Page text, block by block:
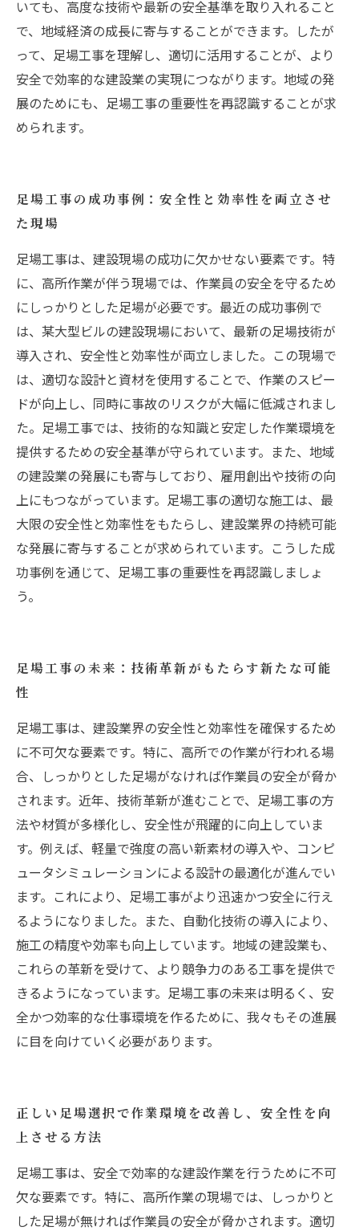
いても、高度な技術や最新の安全基準を取り入れること
で、地域経済の成長に寄与することができます。したが
って、足場工事を理解し、適切に活用することが、より
安全で効率的な建設業の実現につながります。地域の発
展のためにも、足場工事の重要性を再認識することが求
められます。
足場工事の成功事例：安全性と効率性を両立させ
た現場
足場工事は、建設現場の成功に欠かせない要素です。特
に、高所作業が伴う現場では、作業員の安全を守るため
にしっかりとした足場が必要です。最近の成功事例で
は、某大型ビルの建設現場において、最新の足場技術が
導入され、安全性と効率性が両立しました。この現場で
は、適切な設計と資材を使用することで、作業のスピー
ドが向上し、同時に事故のリスクが大幅に低減されまし
た。足場工事では、技術的な知識と安定した作業環境を
提供するための安全基準が守られています。また、地域
の建設業の発展にも寄与しており、雇用創出や技術の向
上にもつながっています。足場工事の適切な施工は、最
大限の安全性と効率性をもたらし、建設業界の持続可能
な発展に寄与することが求められています。こうした成
功事例を通じて、足場工事の重要性を再認識しましょ
う。
足場工事の未来：技術革新がもたらす新たな可能
性
足場工事は、建設業界の安全性と効率性を確保するため
に不可欠な要素です。特に、高所での作業が行われる場
合、しっかりとした足場がなければ作業員の安全が脅か
されます。近年、技術革新が進むことで、足場工事の方
法や材質が多様化し、安全性が飛躍的に向上していま
す。例えば、軽量で強度の高い新素材の導入や、コンピ
ュータシミュレーションによる設計の最適化が進んでい
ます。これにより、足場工事がより迅速かつ安全に行え
るようになりました。また、自動化技術の導入により、
施工の精度や効率も向上しています。地域の建設業も、
これらの革新を受けて、より競争力のある工事を提供で
きるようになっています。足場工事の未来は明るく、安
全かつ効率的な仕事環境を作るために、我々もその進展
に目を向けていく必要があります。
正しい足場選択で作業環境を改善し、安全性を向
上させる方法
足場工事は、安全で効率的な建設作業を行うために不可
欠な要素です。特に、高所作業の現場では、しっかりと
した足場が無ければ作業員の安全が脅かされます。適切